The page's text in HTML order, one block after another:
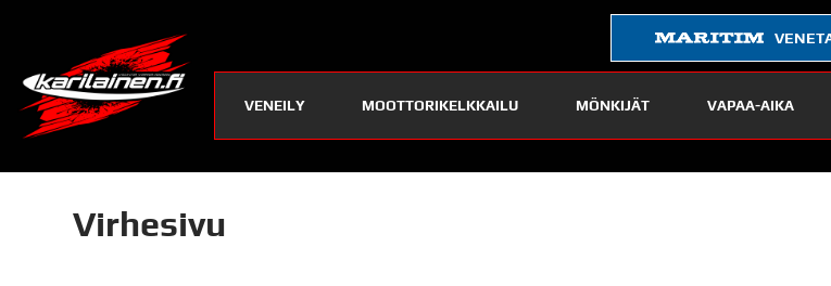
VENEILY MOOTTORIKELKKAILU MÖNKIJÄT VAPAA-AIKA
Virhesivu